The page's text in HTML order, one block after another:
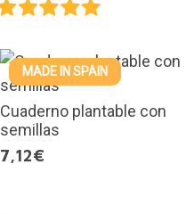
MADE IN SPAIN
Cuaderno plantable con
semillas
7,12€